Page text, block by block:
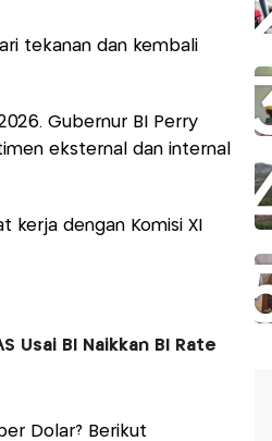
tekanan dan kembali
Gubernur BI Perry
eksternal dan internal
kerja dengan Komisi XI
Usai BI Naikkan BI Rate
Dolar? Berikut